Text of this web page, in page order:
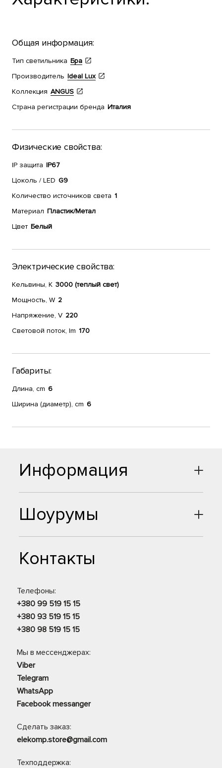
Общая информация:
Тип светильника Бра
Производитель Ideal Lux
Коллекция ANGUS
Страна регистрации бренда Италия
Физические свойства:
IP защита IP67
Цоколь / LED G9
Количество источников света 1
Материал Пластик/Метал
Цвет Белый
Электрические свойства:
Кельвины, К 3000 (теплый свет)
Мощность, W 2
Напряжение, V 220
Световой поток, lm 170
Габариты:
Длина, cm 6
Ширина (диаметр), cm 6
Шоурумы
Контакты
Телефоны:
+380 99 519 15 15
+380 93 519 15 15
+380 98 519 15 15
Мы в мессенджерах:
Viber
Telegram
WhatsApp
Facebook messanger
Сделать заказ:
elekomp.store@gmail.com
Техподдержка:
Информация